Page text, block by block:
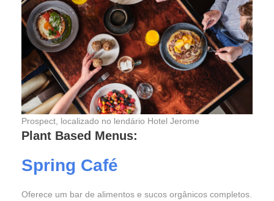
Prospect, localizado no lendário Hotel Jerome
Plant Based Menus:
Spring Café
Oferece um bar de alimentos e sucos orgânicos completos.